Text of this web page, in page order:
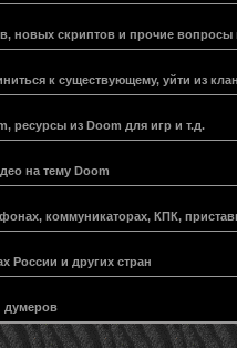
новых скриптов и прочие
к существующему, уйти из
ресурсы из Doom для игр и т.д.
на тему Doom
коммуникаторах, КПК,
России и других стран
думеров